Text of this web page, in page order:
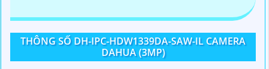
THÔNG SỐ DH-IPC-HDW1339DA-SAW-IL CAMERA
DAHUA (3MP)